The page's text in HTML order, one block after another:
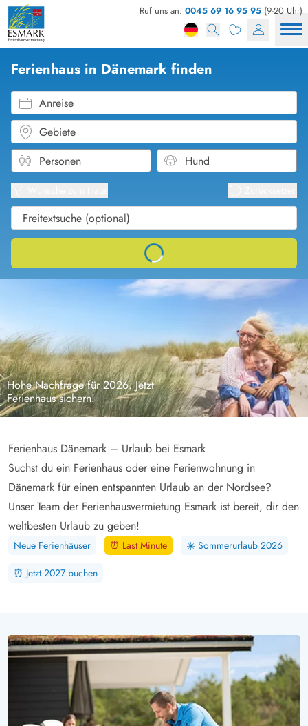
Ruf uns an: 0045 69 16 95 95 (9-20 Uhr)
Hohe Nachfrage für 2026. Jetzt
Ferienhaus sichern!
Ferienhaus Dänemark – Urlaub bei Esmark
Suchst du ein Ferienhaus oder eine Ferienwohnung in
Dänemark für einen entspannten Urlaub an der Nordsee?
Unser Team der Ferienhausvermietung Esmark ist bereit, dir den
weltbesten Urlaub zu geben!
Neue Ferienhäuser ⏰ Last Minute ☀️ Sommerurlaub 2026
⏰ Jetzt 2027 buchen
Ferienhaus in Dänemark finden
Anreise
Gebiete
Loading...